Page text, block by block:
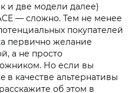
и две модели далее)
— сложно. Тем не менее
покупателей
первично желание
а не просто
Но если вы
в качестве альтернативы
об этом в